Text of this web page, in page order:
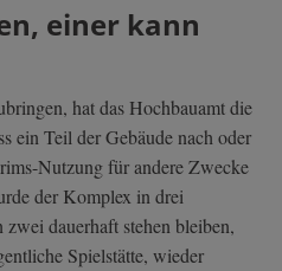
einer kann
hat das Hochbauamt die
ein Teil der Gebäude nach oder
Nutzung für andere Zwecke
der Komplex in drei
dauerhaft stehen bleiben,
Spielstätte, wieder